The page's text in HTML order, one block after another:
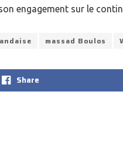
engagement sur le
massad Boulos
Share